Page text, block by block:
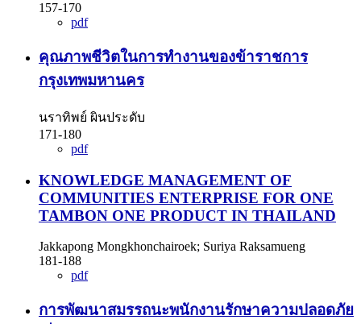
157-170
pdf
คุณภาพชีวิตในการทำงานของข้าราชการ
กรุงเทพมหานคร
นราทิพย์ ผินประดับ
171-180
pdf
KNOWLEDGE MANAGEMENT OF
COMMUNITIES ENTERPRISE FOR ONE
TAMBON ONE PRODUCT IN THAILAND
Jakkapong Mongkhonchairoek; Suriya Raksamueng
181-188
pdf
การพัฒนาสมรรถนะพนักงานรักษาความปลอดภัย